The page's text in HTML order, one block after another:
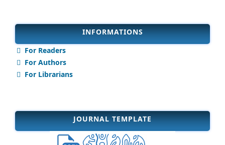
INFORMATIONS
For Readers
For Authors
For Librarians
JOURNAL TEMPLATE